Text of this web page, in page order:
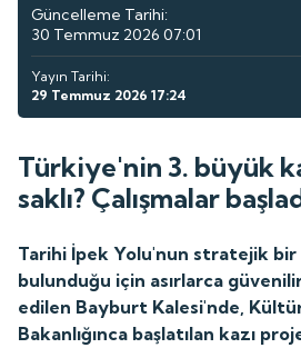
Güncelleme Tarihi:
30 Temmuz 2026 07:01
Yayın Tarihi:
29 Temmuz 2026 17:24
Türkiye'nin 3. büyük
saklı? Çalışmalar
Tarihi İpek Yolu'nun stratejik bir
bulunduğu için asırlarca
edilen Bayburt Kalesi'nde,
Bakanlığınca başlatılan kazı